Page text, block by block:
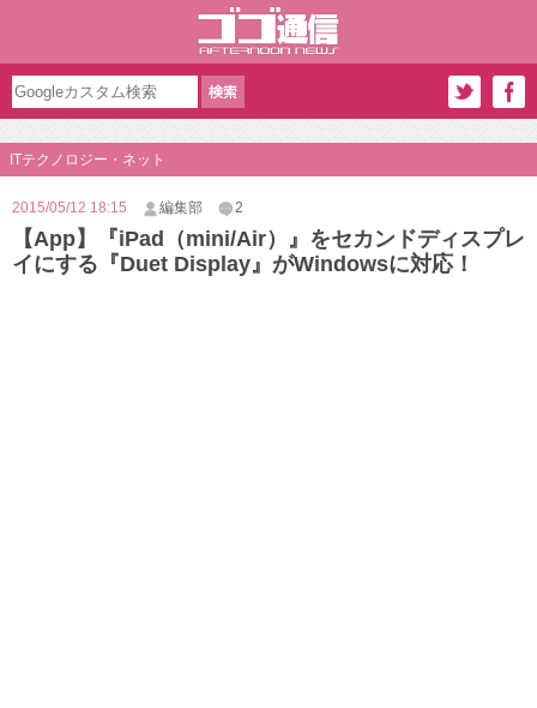
ITテクノロジー・ネット
2015/05/12 18:15 編集部 2
【App】『iPad（mini/Air）』をセカンドディスプレ
イにする『Duet Display』がWindowsに対応！